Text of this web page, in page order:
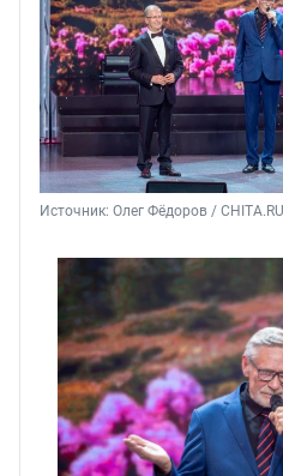
Источник: Олег Фёдоров / CHITA.RU